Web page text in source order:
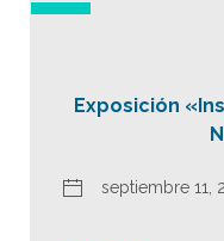
Exposición
septiembre 11,